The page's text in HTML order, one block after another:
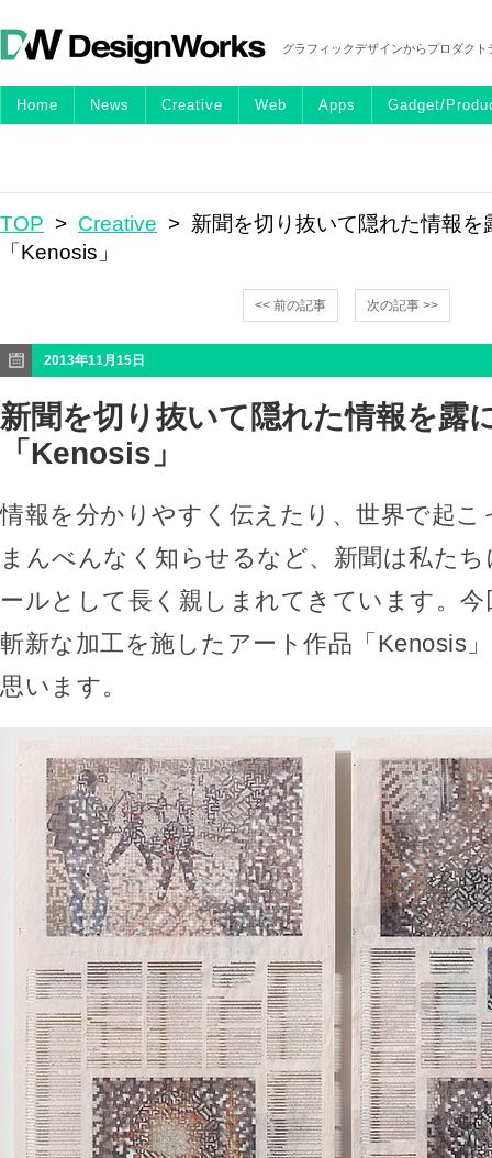
グラフィックデザインからプロダク
Home News Creative Web Apps Gadget/
TOP > Creative > 新聞を切り抜いて隠れた情報を
「Kenosis」
<< 前の記事 次の記事 >>
2013年11月15日
新聞を切り抜いて隠れた情報を露
「Kenosis」
情報を分かりやすく伝えたり、世界で起こ
まんべんなく知らせるなど、新聞は私た
ールとして長く親しまれてきています。
斬新な加工を施したアート作品「Kenosis
思います。